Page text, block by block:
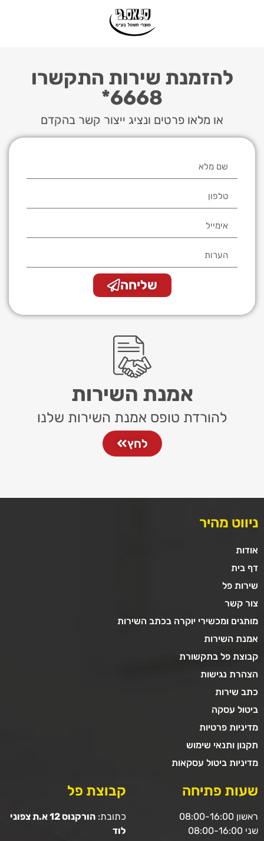
להזמנת שירות התקשרו
6668*
או מלאו פרטים ונציג ייצור קשר בהקדם
שליחה
אמנת השירות
להורדת טופס אמנת השירות שלנו
לחץ
ניווט מהיר
אודות
דף בית
שירות פל
צור קשר
מותגים ומכשירי יוקרה בכתב השירות
אמנת השירות
קבוצת פל בתקשורת
הצהרת נגישות
כתב שירות
ביטול עסקה
מדיניות פרטיות
תקנון ותנאי שימוש
מדיניות ביטול עסקאות
שעות פתיחה
ראשון 08:00-16:00
שני 08:00-16:00
קבוצת פל
כתובת:
הורקנוס 12 א.ת צפוני
לוד